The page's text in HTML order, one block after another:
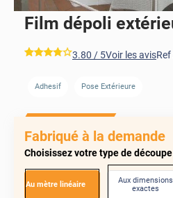
Film dépoli
*****3.80 / 5Voir les avisRef
Adhesif Pose Extérieure
Fabriqué à la demande
Choisissez votre type de découpe
Au mètre linéaire
Aux dimensions
exactes